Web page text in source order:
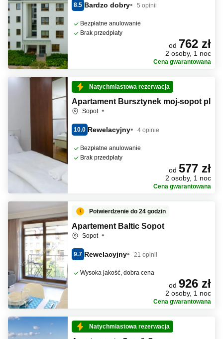
8.5 Bardzo dobry 5 opinii
Bezpłatne anulowanie
Brak przedpłaty
od 762 zł
2 osoby, 1 noc
Cena gwarantowana
Natychmiastowa rezerwacja
Apartament Bursztynek moj-sopot pl
Sopot
10.0 Rewelacyjny 4 opinie
Bezpłatne anulowanie
Brak przedpłaty
od 577 zł
2 osoby, 1 noc
Cena gwarantowana
Potwierdzenie do 24 godzin
Apartement Baltic Sopot
Sopot
9.7 Rewelacyjny 21 opinii
Wysoka jakość, dobra cena
od 926 zł
2 osoby, 1 noc
Cena gwarantowana
Natychmiastowa rezerwacja